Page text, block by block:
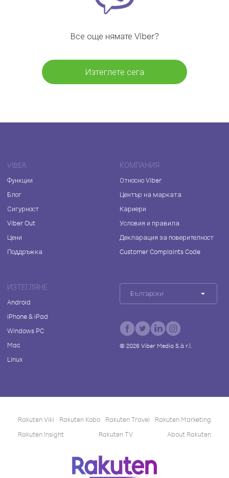
Все още нямате Viber?
Изтеглете сега
VIBER
Функции
Блог
Сигурност
Viber Out
Цени
Поддръжка
КОМПАНИЯ
Относно Viber
Център на марката
Кариери
Условия и правила
Декларация за поверителност
Customer Complaints Code
ИЗТЕГЛЯНЕ
Android
iPhone & iPad
Windows PC
Mac
Linux
Български
© 2026Viber Media S.à r.l.
Rakuten Viki Rakuten Kobo Rakuten Travel
Rakuten Marketing
Rakuten Insight
Rakuten TV About Rakuten